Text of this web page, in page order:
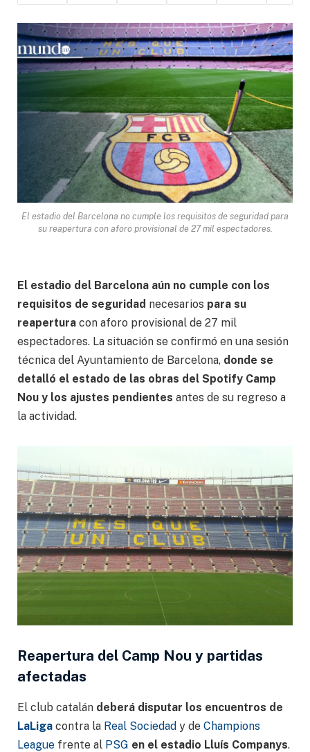
El estadio del Barcelona no cumple los requisitos de seguridad para
su reapertura con aforo provisional de 27 mil espectadores.
El estadio del Barcelona aún no cumple con los
requisitos de seguridad necesarios para su
reapertura con aforo provisional de 27 mil
espectadores. La situación se confirmó en una sesión
técnica del Ayuntamiento de Barcelona, donde se
detalló el estado de las obras del Spotify Camp
Nou y los ajustes pendientes antes de su regreso a
la actividad.
Reapertura del Camp Nou y partidas
afectadas
El club catalán deberá disputar los encuentros de
LaLiga contra la Real Sociedad y de Champions
League frente al PSG en el estadio Lluís Companys.